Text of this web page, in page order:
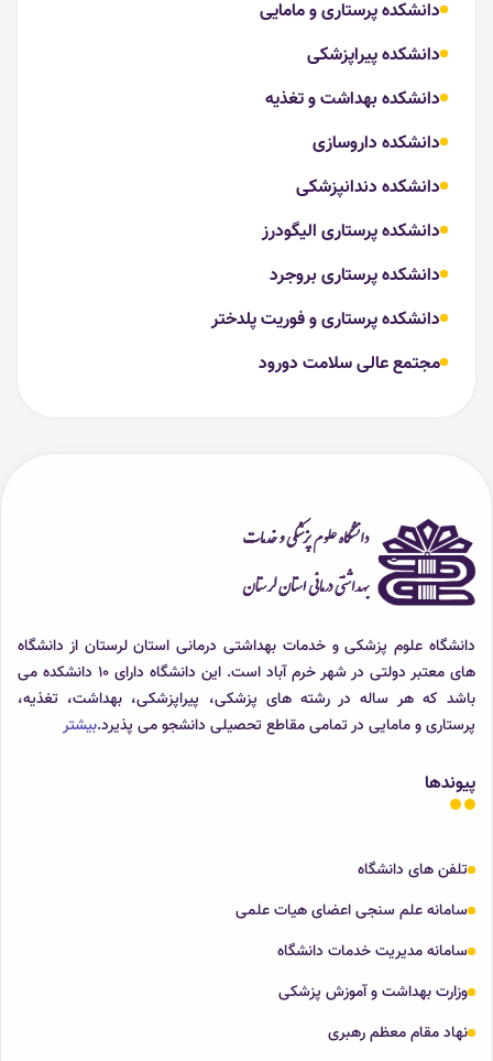
دانشکده پرستاری و مامایی
دانشکده پیراپزشکی
دانشکده بهداشت و تغذیه
دانشکده داروسازی
دانشکده دندانپزشکی
دانشکده پرستاری الیگودرز
دانشکده پرستاری بروجرد
دانشکده پرستاری و فوریت پلدختر
مجتمع عالی سلامت دورود
دانشگاه علوم پزشکی و خدمات بهداشتی درمانی استان لرستان از دانشگاه
های معتبر دولتی در شهر خرم آباد است. این دانشگاه دارای 10 دانشکده می
باشد که هر ساله در رشته های پزشکی، پیراپزشکی، بهداشت، تغذیه،
پرستاری و مامایی در تمامی مقاطع تحصیلی دانشجو می پذیرد.بیشتر
پیوندها
تلفن های دانشگاه
سامانه علم سنجی اعضای هیات علمی
سامانه مدیریت خدمات دانشگاه
وزارت بهداشت و آموزش پزشکی
نهاد مقام معظم رهبری